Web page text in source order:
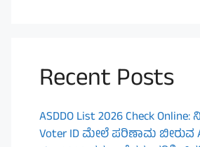
Recent Posts
ASDDO List 2026 Check Online:
Voter ID ಮೇಲೆ ಪರಿಣಾಮ ಬೀರುವ